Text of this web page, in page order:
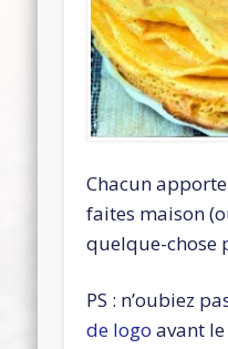
Chacun
faites maison
quelque-chose
PS : n’oubiez
de logo avant